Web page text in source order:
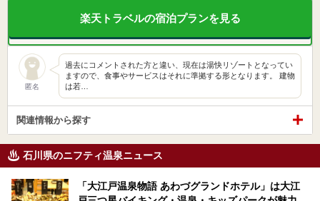
楽天トラベルの宿泊プランを見る
匿名
過去にコメントされた方と違い、現在は湯快リゾートとなってい
ますので、食事やサービスはそれに準拠する形となります。 建物
は若…
関連情報から探す
石川県のニフティ温泉ニュース
「大江戸温泉物語 あわづグランドホテル」は大江